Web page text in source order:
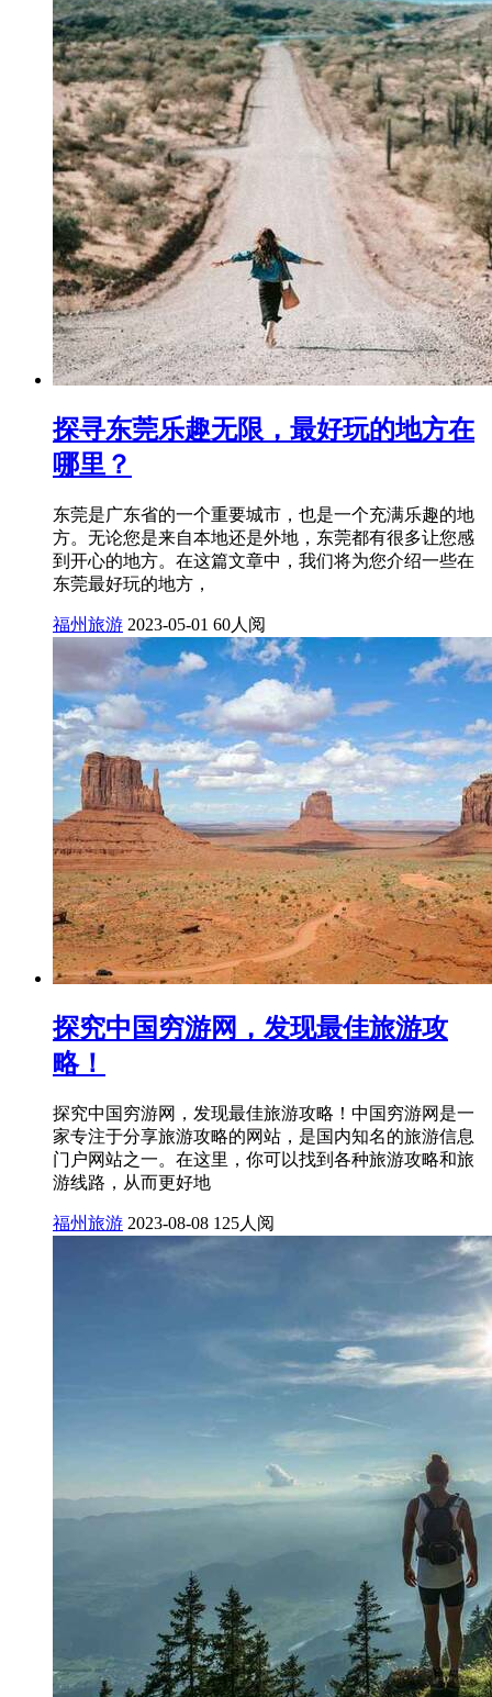
探寻东莞乐趣无限，最好玩的地方在
哪里？
东莞是广东省的一个重要城市，也是一个充满乐趣的地
方。无论您是来自本地还是外地，东莞都有很多让您感
到开心的地方。在这篇文章中，我们将为您介绍一些在
东莞最好玩的地方，
福州旅游 2023-05-01 60人阅
探究中国穷游网，发现最佳旅游攻
略！
探究中国穷游网，发现最佳旅游攻略！中国穷游网是一
家专注于分享旅游攻略的网站，是国内知名的旅游信息
门户网站之一。在这里，你可以找到各种旅游攻略和旅
游线路，从而更好地
福州旅游 2023-08-08 125人阅